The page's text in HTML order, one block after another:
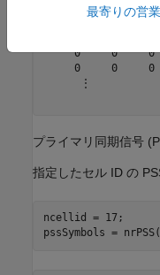
0     0     0
0     0     0
0     0     0
      ⋮
プライマリ同期信号
指定したセル ID の
ncellid = 17;
pssSymbols =
最寄りの営